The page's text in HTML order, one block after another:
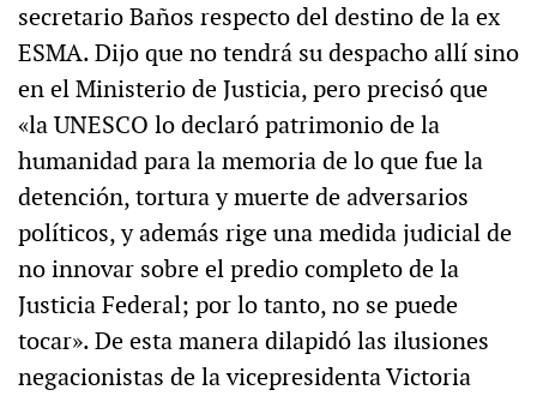
secretario Baños respecto del destino de la ex
ESMA. Dijo que no tendrá su despacho allí sino
en el Ministerio de Justicia, pero precisó que
«la UNESCO lo declaró patrimonio de la
humanidad para la memoria de lo que fue la
detención, tortura y muerte de adversarios
políticos, y además rige una medida judicial de
no innovar sobre el predio completo de la
Justicia Federal; por lo tanto, no se puede
tocar». De esta manera dilapidó las ilusiones
negacionistas de la vicepresidenta Victoria